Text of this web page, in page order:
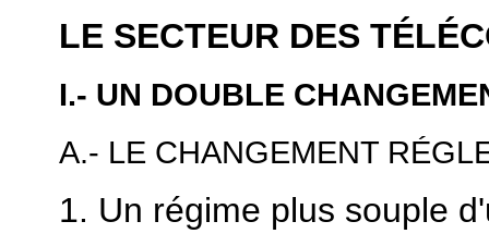
LE SECTEUR DES
I.- UN DOUBLE
A.- LE CHANGEMENT
1. Un régime plus souple